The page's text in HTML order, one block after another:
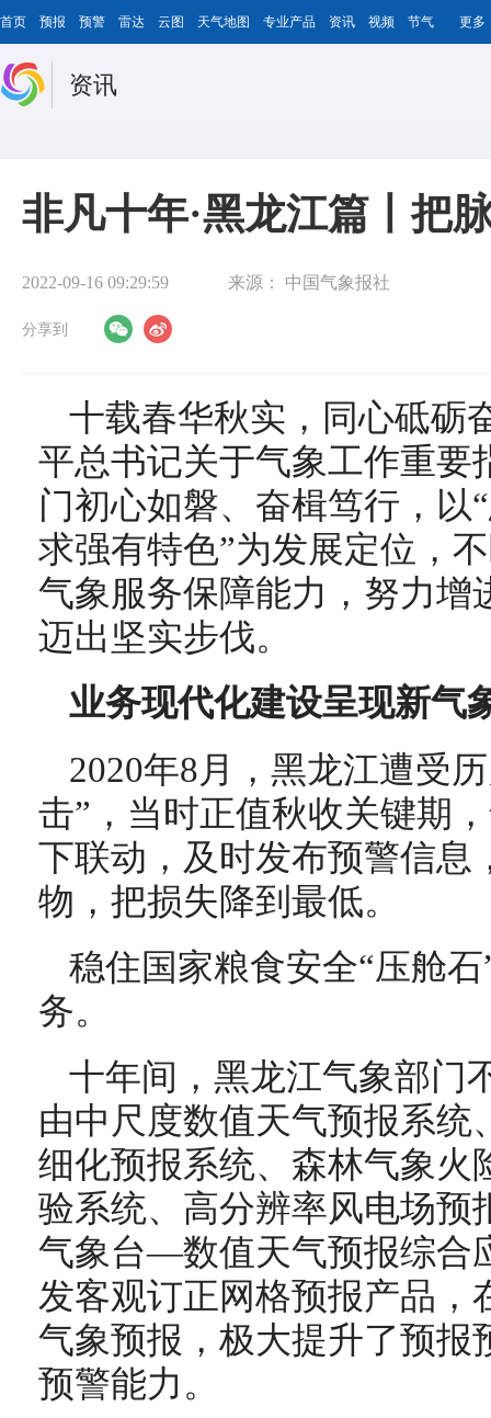
首页 预报 预警 雷达 云图 天气地图 专业产品 资讯 视频 节气 更多
资讯
非凡十年·黑龙江篇丨把
2022-09-16 09:29:59 来源： 中国气象报社
分享到
十载春华秋实，同心砥砺
平总书记关于气象工作重要
门初心如磐、奋楫笃行，以
求强有特色”为发展定位，
气象服务保障能力，努力增
迈出坚实步伐。
业务现代化建设呈现新气
2020年8月，黑龙江遭受
击”，当时正值秋收关键期
下联动，及时发布预警信息
物，把损失降到最低。
稳住国家粮食安全“压舱
务。
十年间，黑龙江气象部门
由中尺度数值天气预报系统
细化预报系统、森林气象火
验系统、高分辨率风电场预
气象台—数值天气预报综合
发客观订正网格预报产品，
气象预报，极大提升了预报
预警能力。